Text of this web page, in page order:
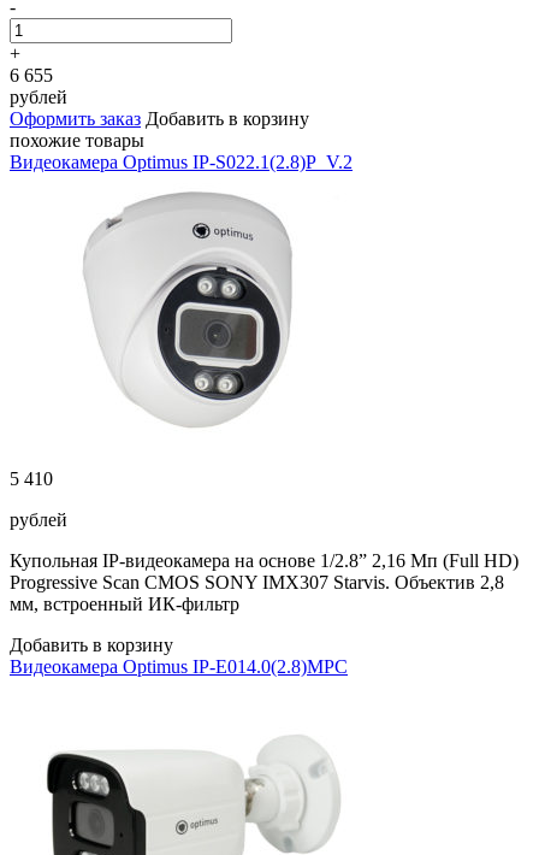
-
+
6 655
рублей
Оформить заказ Добавить в корзину
похожие товары
Видеокамера Optimus IP-S022.1(2.8)P_V.2
5 410
рублей
Купольная IP-видеокамера на основе 1/2.8” 2,16 Мп (Full HD)
Progressive Scan CMOS SONY IMX307 Starvis. Объектив 2,8
мм, встроенный ИК-фильтр
Добавить в корзину
Видеокамера Optimus IP-E014.0(2.8)MPC